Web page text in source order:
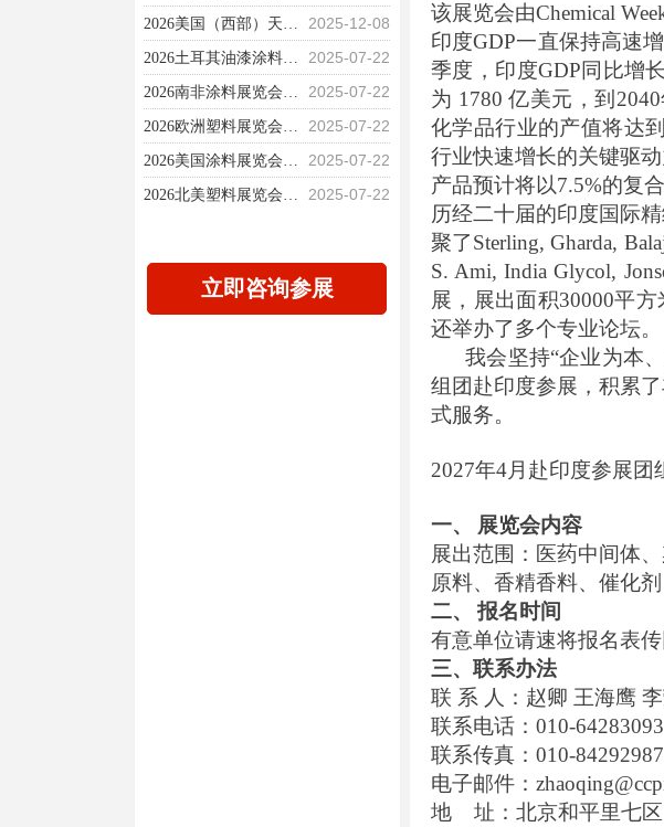
组织机构

立即咨询参展
2025-12-08
2026美国（西部）天然产品博览会 (Natural Products Expo West )
2025-07-22
2026土耳其油漆涂料博览会 （PaintIstanbul 2026）
2025-07-22
2026南非涂料展览会（CFA）
2025-07-22
2026欧洲塑料展览会 （AMI Compounding &Recycling Expo）
2025-07-22
2026美国涂料展览会（ACS 2026）
2025-07-22
2026北美塑料展览会 （Plastics World Expos North America）
该展览会由Chemical
印度GDP一直保持高速
季度，印度GDP同比增长
为 1780亿美元，到 2040
化学品行业的产值将达
行业快速增长的关键驱
产品预计将以7.5%的复
历经二十届的印度国际
聚了Sterling, Gharda,
S. Ami,India Glycol,
展，展出面积30000平方
还举办了多个专业论坛。
我会坚持“企业为本、
组团赴印度参展，积累
式服务。
2027年4月赴印度参展团
一、
展览会内容
展出范围：医药中间体
原料、香精香料、催化
二、
报名时间
有意单位请速将报名表
三、联系办法
联 系 人：赵卿 王海鹰
联系电话： 010-
联系传真： 010-
电子邮件：
地
址：北京和平里七区